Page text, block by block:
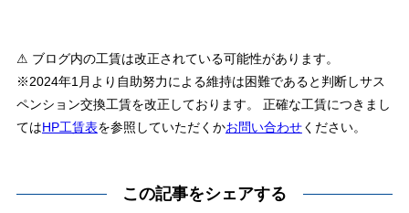
⚠ ブログ内の工賃は改正されている可能性があります。
※2024年1月より自助努力による維持は困難であると判断しサス
ペンション交換工賃を改正しております。 正確な工賃につきまし
てはHP工賃表を参照していただくかお問い合わせください。
この記事をシェアする